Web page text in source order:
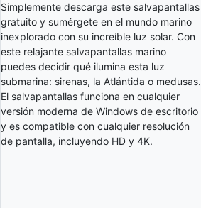
Simplemente descarga este salvapantallas
gratuito y sumérgete en el mundo marino
inexplorado con su increíble luz solar. Con
este relajante salvapantallas marino
puedes decidir qué ilumina esta luz
submarina: sirenas, la Atlántida o medusas.
El salvapantallas funciona en cualquier
versión moderna de Windows de escritorio
y es compatible con cualquier resolución
de pantalla, incluyendo HD y 4K.